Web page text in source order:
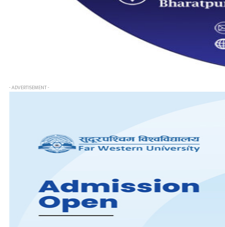
- ADVERTISEMENT -